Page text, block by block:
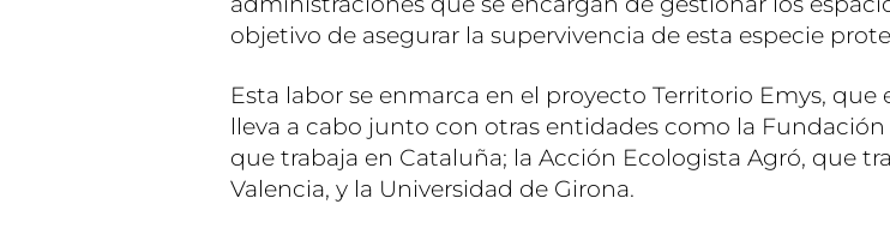
objetivo de asegurar la supervivencia de esta especie
Esta labor se enmarca en el proyecto Territorio Emys, que
lleva a cabo junto con otras entidades como la Fundación
que trabaja en Cataluña; la Acción Ecologista Agró, que
Valencia, y la Universidad de Girona.